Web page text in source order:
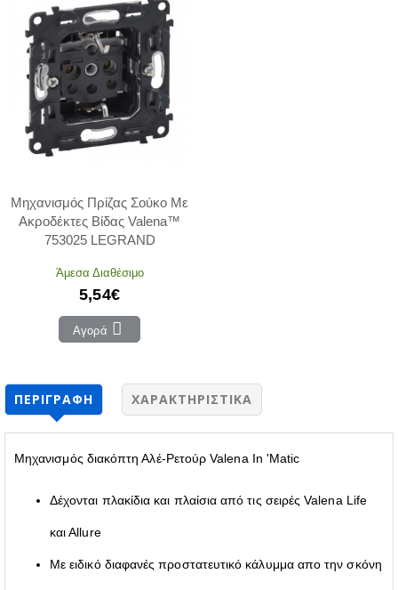
Μηχανισμός Πρίζας Σούκο Με
Ακροδέκτες Βίδας Valena™
753025 LEGRAND
Άμεσα Διαθέσιμο
5,54€
Αγορά
ΠΕΡΙΓΡΑΦΉ ΧΑΡΑΚΤΗΡΙΣΤΙΚΆ
Μηχανισμός διακόπτη Αλέ-Ρετούρ Valena In 'Matic
Δέχονται πλακίδια και πλαίσια από τις σειρές Valena Life
και Αllure
Με ειδικό διαφανές προστατευτικό κάλυμμα απο την σκόνη